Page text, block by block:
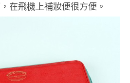
在飛機上補妝便很方便。